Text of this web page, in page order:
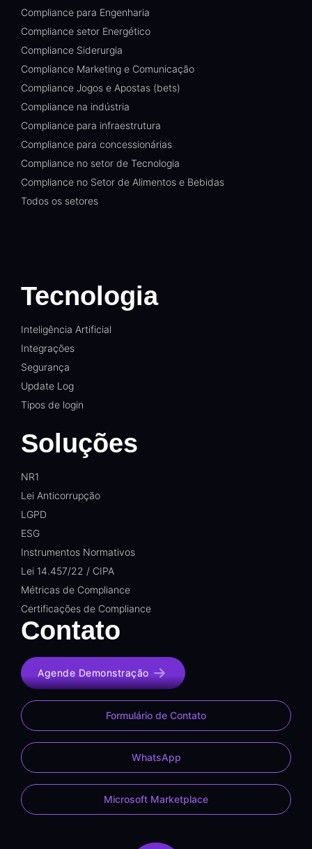
Compliance para Engenharia
Compliance setor Energético
Compliance Siderurgia
Compliance Marketing e Comunicação
Compliance Jogos e Apostas (bets)
Compliance na indústria
Compliance para infraestrutura
Compliance para concessionárias
Compliance no setor de Tecnologia
Compliance no Setor de Alimentos e Bebidas
Todos os setores
Tecnologia
Inteligência Artificial
Integrações
Segurança
Update Log
Tipos de login
Soluções
NR1
Lei Anticorrupção
LGPD
ESG
Instrumentos Normativos
Lei 14.457/22 / CIPA
Métricas de Compliance
Certificações de Compliance
Contato
Agende Demonstração
Formulário de Contato
WhatsApp
Microsoft Marketplace